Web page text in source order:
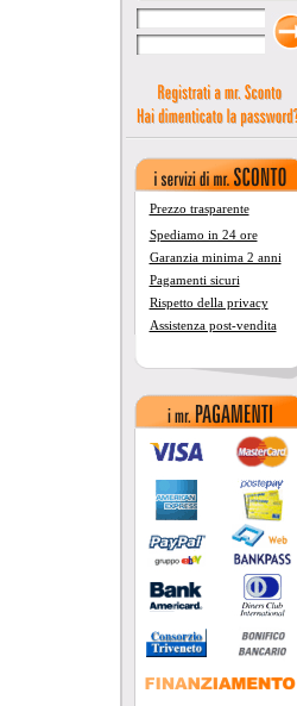
Prezzo trasparente
Spediamo in 24 ore
Garanzia minima 2 anni
Pagamenti sicuri
Rispetto della privacy
Assistenza post-vendita